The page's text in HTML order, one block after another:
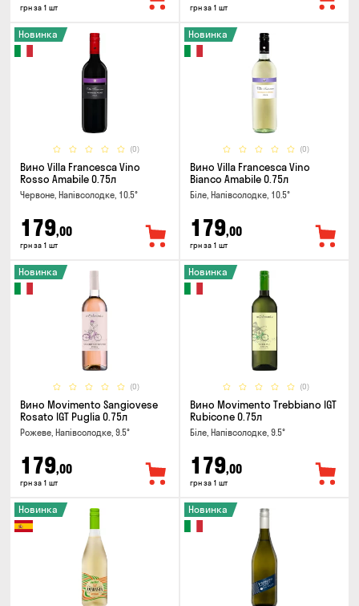
грн за 1 шт грн за 1 шт
(0)
Новинка
Вино Villa Francesca Vino
Rosso Amabile 0.75л
Червоне, Напівсолодке, 10.5°
179,00
грн за 1 шт
(0)
Новинка
Вино Villa Francesca Vino
Bianco Amabile 0.75л
Біле, Напівсолодке, 10.5°
179,00
грн за 1 шт
(0)
Новинка
Вино Movimento Sangiovese
Rosato IGT Puglia 0.75л
Рожеве, Напівсолодке, 9.5°
179,00
грн за 1 шт
(0)
Новинка
Вино Movimento Trebbiano IGT
Rubicone 0.75л
Біле, Напівсолодке, 9.5°
179,00
грн за 1 шт
Новинка Новинка